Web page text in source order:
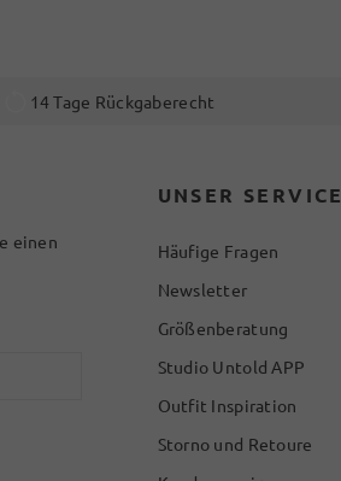
14 Tage Rückgaberecht
einen
UNSER SERVICE
Häufige Fragen
Newsletter
Größenberatung
Studio Untold APP
Outfit Inspiration
Storno und Retoure